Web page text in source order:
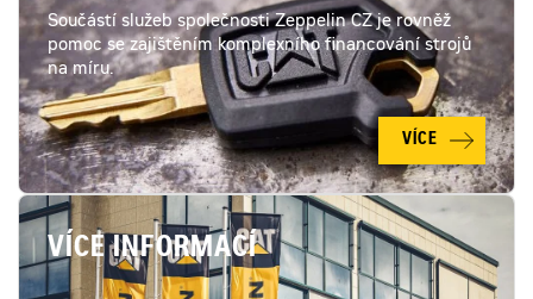
Součástí služeb společnosti Zeppelin CZ je rovněž
pomoc se zajištěním komplexního financování strojů
na míru.
VÍCE
VÍCE INFORMACÍ